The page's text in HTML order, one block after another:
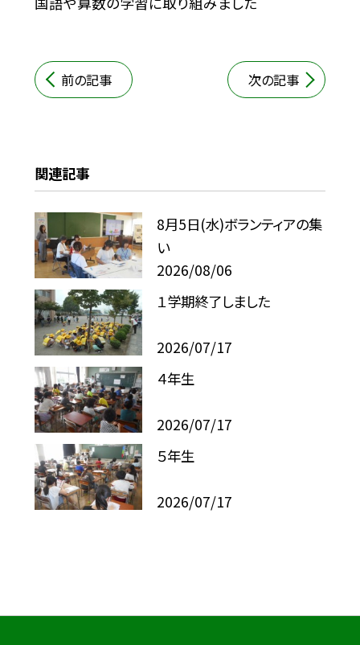
前の記事 次の記事
関連記事
8月5日(水)ボランティアの集
い
2026/08/06
１学期終了しました
2026/07/17
４年生
2026/07/17
５年生
2026/07/17